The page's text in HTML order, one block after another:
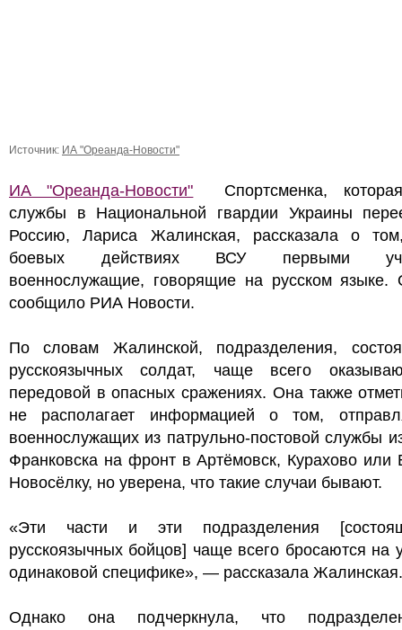
Источник: ИА "Ореанда-Новости"
ИА "Ореанда-Новости" Спортсменка,
службы в Национальной гвардии Украины
Россию, Лариса Жалинская, рассказала о
боевых действиях ВСУ первыми
военнослужащие, говорящие на русском языке.
сообщило РИА Новости.
По словам Жалинской, подразделения,
русскоязычных солдат, чаще всего
передовой в опасных сражениях. Она также
не располагает информацией о том,
военнослужащих из патрульно-постовой службы
Франковска на фронт в Артёмовск, Курахово или
Новосёлку, но уверена, что такие случаи бывают.
«Эти части и эти подразделения
русскоязычных бойцов] чаще всего бросаются на
одинаковой специфике», — рассказала Жалинская.
Однако она подчеркнула, что